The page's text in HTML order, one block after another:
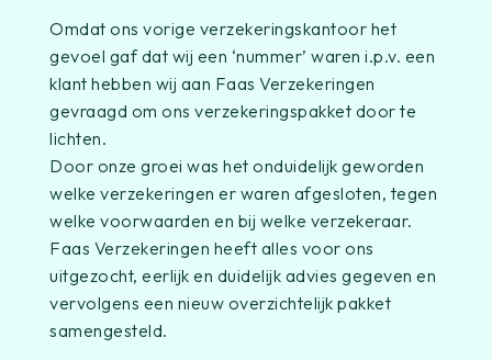
Omdat ons vorige verzekeringskantoor het
gevoel gaf dat wij een ‘nummer’ waren i.p.v. een
klant hebben wij aan Faas Verzekeringen
gevraagd om ons verzekeringspakket door te
lichten.
Door onze groei was het onduidelijk geworden
welke verzekeringen er waren afgesloten, tegen
welke voorwaarden en bij welke verzekeraar.
Faas Verzekeringen heeft alles voor ons
uitgezocht, eerlijk en duidelijk advies gegeven en
vervolgens een nieuw overzichtelijk pakket
samengesteld.